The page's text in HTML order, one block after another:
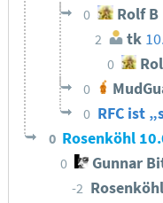
0 Rolf B
2 tk
0
0
0 RFC ist
0 Rosenköhl
0 Gunnar
-2 Rosenköhl